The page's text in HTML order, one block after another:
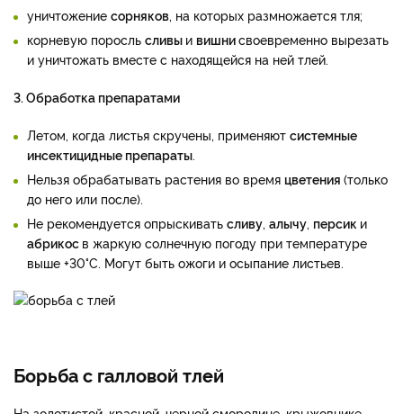
уничтожение сорняков , на которых размножается тля;
корневую поросль сливы и вишнисвоевременно вырезать
и уничтожать вместе с находящейся на ней тлей.
3. Обработка препаратами
Летом, когда листья скручены, применяют системные
инсектицидные препараты
Нельзя обрабатывать растения во время цветения (только
до него или после).
Не рекомендуется опрыскивать сливу алычу персик и
абрикос в жаркую солнечную погоду при температуре
выше +30°C. Могут быть ожоги и осыпание листьев.
Борьба с галловой тлей